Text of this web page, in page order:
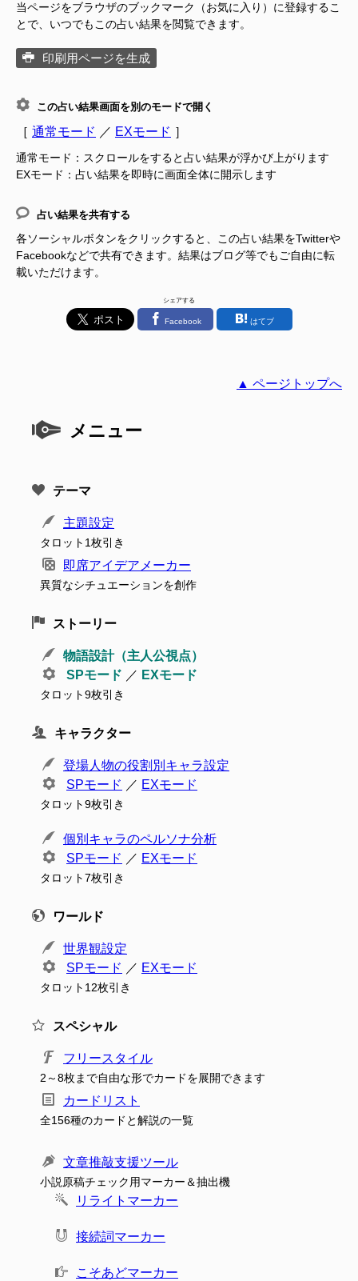
当ページをブラウザのブックマーク（お気に入り）に登録するこ
とで、いつでもこの占い結果を閲覧できます。
印刷用ページを生成
この占い結果画面を別のモードで開く
［ 通常モード ／ EXモード ］
通常モード：スクロールをすると占い結果が浮かび上がります
EXモード：占い結果を即時に画面全体に開示します
占い結果を共有する
各ソーシャルボタンをクリックすると、この占い結果をTwitterや
Facebookなどで共有できます。結果はブログ等でもご自由に転
載いただけます。
シェアする
Facebook はてブ
▲ ページトップへ
メニュー
テーマ
主題設定
タロット1枚引き
即席アイデアメーカー
異質なシチュエーションを創作
ストーリー
物語設計（主人公視点）
SPモード ／ EXモード
タロット9枚引き
キャラクター
登場人物の役割別キャラ設定
SPモード ／ EXモード
タロット9枚引き
個別キャラのペルソナ分析
SPモード ／ EXモード
タロット7枚引き
ワールド
世界観設定
SPモード ／ EXモード
タロット12枚引き
スペシャル
フリースタイル
2～8枚まで自由な形でカードを展開できます
カードリスト
全156種のカードと解説の一覧
文章推敲支援ツール
小説原稿チェック用マーカー＆抽出機
リライトマーカー
接続詞マーカー
こそあどマーカー